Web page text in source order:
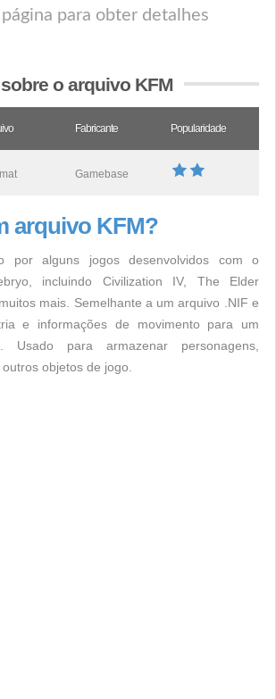
para obter detalhes
o arquivo KFM
Fabricante Popularidade
Gamebase
arquivo KFM?
por alguns jogos desenvolvidos com o
incluindo Civilization IV, The Elder
mais. Semelhante a um arquivo .NIF e
e informações de movimento para um
Usado para armazenar personagens,
objetos de jogo.